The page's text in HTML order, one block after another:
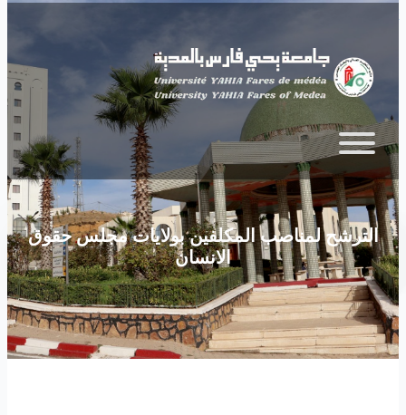
الترشح لمناصب المكلفين بولايات مجلس حقوق
الانسان